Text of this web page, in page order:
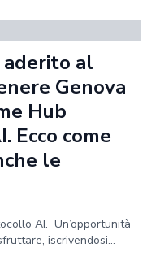
aderito al
Genova
Hub
Ecco come
le
AI. Un’opportunità
iscrivendosi...